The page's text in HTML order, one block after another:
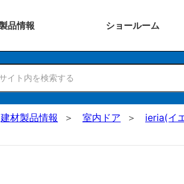
品情報 ショールーム
建材製品情報 室内ドア
ieria(イ